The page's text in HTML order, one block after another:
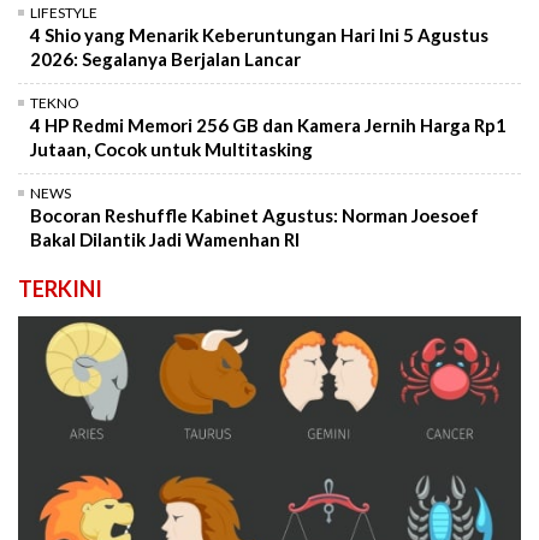
LIFESTYLE
4 Shio yang Menarik Keberuntungan Hari Ini 5 Agustus
2026: Segalanya Berjalan Lancar
TEKNO
4 HP Redmi Memori 256 GB dan Kamera Jernih Harga Rp1
Jutaan, Cocok untuk Multitasking
NEWS
Bocoran Reshuffle Kabinet Agustus: Norman Joesoef
Bakal Dilantik Jadi Wamenhan RI
TERKINI